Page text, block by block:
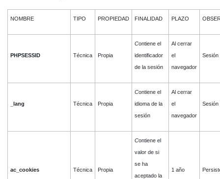
NOMBRE TIPO PROPIEDAD FINALIDAD PLAZO
PHPSESSID Técnica Propia
Contiene el
identificador
de la sesión
Al cerrar
el
navegador
Sesión
_lang Técnica Propia
Contiene el
idioma de la
sesión
Al cerrar
el
navegador
Sesión
ac_cookies Técnica Propia
Contiene el
valor de si
se ha
aceptado la
1 año